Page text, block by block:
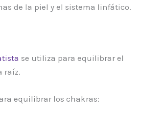
de la piel y el sistema linfático.
se utiliza para equilibrar el
raíz.
equilibrar los chakras: